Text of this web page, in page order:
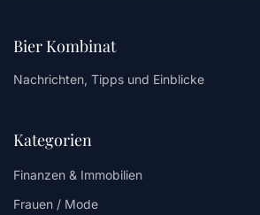
Bier Kombinat
Nachrichten, Tipps und Einblicke
Kategorien
Finanzen & Immobilien
Frauen / Mode